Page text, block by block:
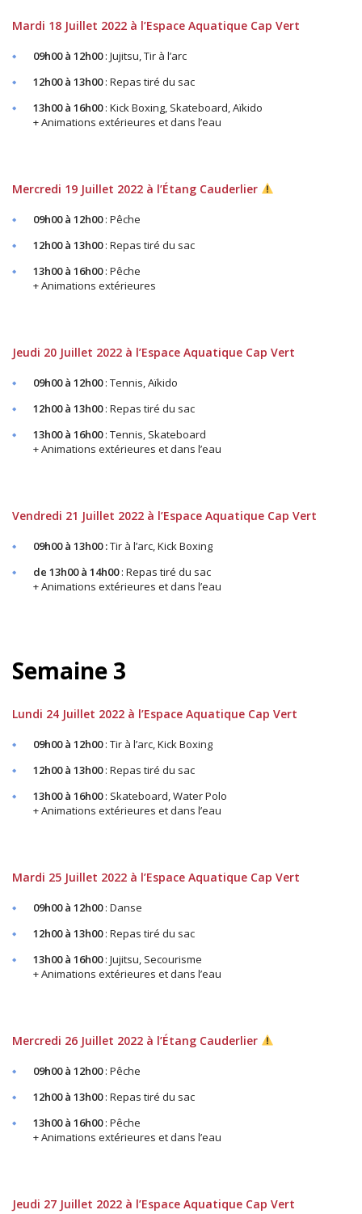
Mardi 18 Juillet 2022 à l’Espace Aquatique Cap Vert
09h00 à 12h00: Jujitsu, Tir à l’arc
12h00 à 13h00: Repas tiré du sac
13h00 à 16h00: Kick Boxing, Skateboard, Aïkido
+ Animations extérieures et dans l’eau
Mercredi 19 Juillet 2022 à l’Étang Cauderlier
09h00 à 12h00: Pêche
12h00 à 13h00: Repas tiré du sac
13h00 à 16h00: Pêche
+ Animations extérieures
Jeudi 20 Juillet 2022 à l’Espace Aquatique Cap Vert
09h00 à 12h00: Tennis, Aïkido
12h00 à 13h00: Repas tiré du sac
13h00 à 16h00: Tennis, Skateboard
+ Animations extérieures et dans l’eau
Vendredi 21 Juillet 2022 à l’Espace Aquatique Cap Vert
09h00 à 13h00 :Tir à l’arc, Kick Boxing
de 13h00 à 14h00: Repas tiré du sac
+ Animations extérieures et dans l’eau
Semaine 3
Lundi 24 Juillet 2022 à l’Espace Aquatique Cap Vert
09h00 à 12h00: Tir à l’arc, Kick Boxing
12h00 à 13h00: Repas tiré du sac
13h00 à 16h00: Skateboard, Water Polo
+ Animations extérieures et dans l’eau
Mardi 25 Juillet 2022 à l’Espace Aquatique Cap Vert
09h00 à 12h00: Danse
12h00 à 13h00: Repas tiré du sac
13h00 à 16h00: Jujitsu, Secourisme
+ Animations extérieures et dans l’eau
Mercredi 26 Juillet 2022 à l’Étang Cauderlier
09h00 à 12h00: Pêche
12h00 à 13h00: Repas tiré du sac
13h00 à 16h00: Pêche
+ Animations extérieures et dans l’eau
Jeudi 27 Juillet 2022 à l’Espace Aquatique Cap Vert